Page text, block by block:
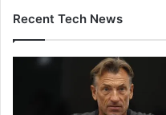
Recent Tech News